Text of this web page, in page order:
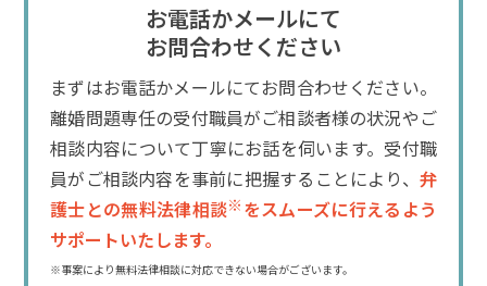
お電話かメールにて
お問合わせください
まずはお電話かメールにてお問合わせください。
離婚問題専任の受付職員がご相談者様の状況やご
相談内容について丁寧にお話を伺います。受付職
員がご相談内容を事前に把握することにより、 弁
護士との無料法律相談※ をスムーズに行えるよう
サポートいたします。
※事案により無料法律相談に対応できない場合がございます。